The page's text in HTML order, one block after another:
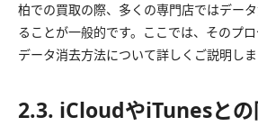
柏での買取の際、多くの専門店ではデー
ることが一般的です。ここでは、そのプ
データ消去方法について詳しくご説明しま
2.3. iCloudやiTunesとの